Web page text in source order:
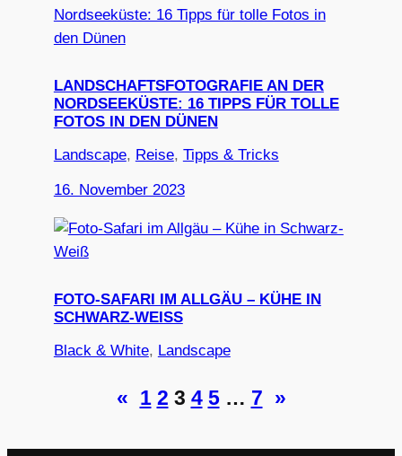
LANDSCHAFTSFOTOGRAFIE AN DER
NORDSEEKÜSTE: 16 TIPPS FÜR TOLLE
FOTOS IN DEN DÜNEN
Landscape, Reise, Tipps & Tricks
16. November 2023
FOTO-SAFARI IM ALLGÄU – KÜHE IN
SCHWARZ-WEISS
Black & White, Landscape
« 1 2 3 4 5 … 7 »